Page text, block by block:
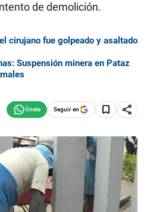
de demolición.
cirujano fue golpeado y asaltado
Suspensión minera en Pataz
Seguir en